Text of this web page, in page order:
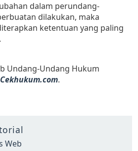
dalam perundang-
dilakukan, maka
ketentuan yang paling
Undang-Undang Hukum
Cekhukum.com.
Web